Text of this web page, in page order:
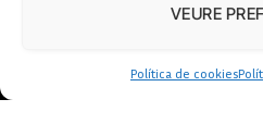
VEURE
Política de cookies